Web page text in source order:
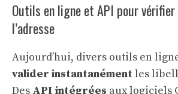
Outils en ligne et API pour
l’adresse
Aujourd’hui, divers outils en
valider instantanément les
Des API intégrées aux logiciels